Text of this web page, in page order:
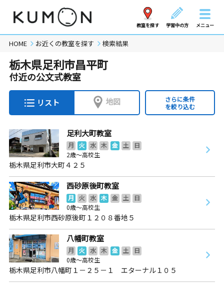
教室を探す 学習中の方 メニュー
HOME お近くの教室を探す 検索結果
栃木県足利市昌平町
付近の公文式教室
リスト 地図
さらに条件
を絞り込む
足利大町教室
月 火 水 木 金 土
日
2歳～高校生
栃木県足利市大町４２５
西砂原後町教室
月 火 水 木 金 土
日
0歳～高校生
栃木県足利市西砂原後町１２０８番地５
八幡町教室
月 火 水 木 金 土
日
0歳～高校生
栃木県足利市八幡町１－２５－１ エターナル１０５